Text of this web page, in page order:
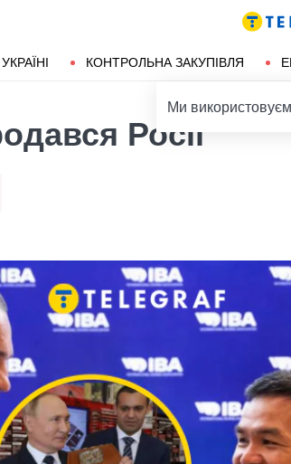
КОНТРОЛЬНА ЗАКУПІВЛЯ
Ми
Росії